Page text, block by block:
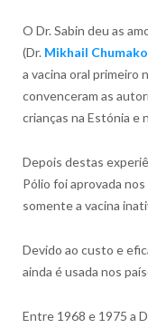
O Dr. Sabin deu as
(Dr. Mikhail
a vacina oral primeiro
convenceram as
crianças na Estónia e
Depois destas
Pólio foi aprovada
somente a vacina
Devido ao custo e
ainda é usada nos
Entre 1968 e 1975 a